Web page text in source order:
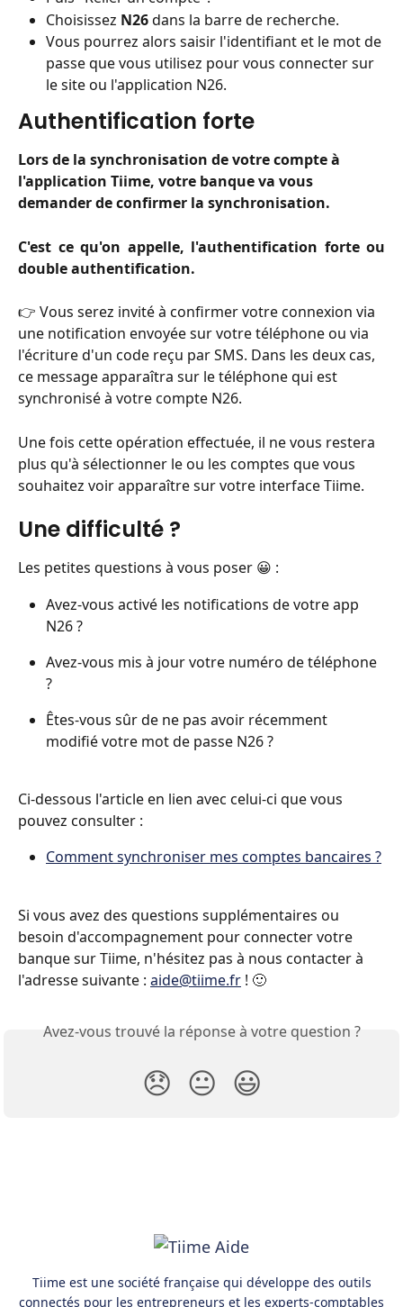
Choisissez N26 dans la barre de recherche.
Vous pourrez alors saisir l'identifiant et le mot de
passe que vous utilisez pour vous connecter sur
le site ou l'application N26.
Authentification forte
Lors de la synchronisation de votre compte à
l'application Tiime, votre banque va vous
demander de confirmer la synchronisation.
C'est ce qu'on appelle, l'authentification forte ou
double authentification.
👉 Vous serez invité à confirmer votre connexion via
une notification envoyée sur votre téléphone ou via
l'écriture d'un code reçu par SMS. Dans les deux cas,
ce message apparaîtra sur le téléphone qui est
synchronisé à votre compte N26.
Une fois cette opération effectuée, il ne vous restera
plus qu'à sélectionner le ou les comptes que vous
souhaitez voir apparaître sur votre interface Tiime.
Une difficulté ?
Les petites questions à vous poser 😀 :
Avez-vous activé les notifications de votre app
N26 ?
Avez-vous mis à jour votre numéro de téléphone
?
Êtes-vous sûr de ne pas avoir récemment
modifié votre mot de passe N26 ?
Ci-dessous l'article en lien avec celui-ci que vous
pouvez consulter :
Comment synchroniser mes comptes bancaires ?
Si vous avez des questions supplémentaires ou
besoin d'accompagnement pour connecter votre
banque sur Tiime, n'hésitez pas à nous contacter à
l'adresse suivante : aide@tiime.fr ! 🙂
Avez-vous trouvé la réponse à votre question ?
😞 😐 😃
Tiime est une société française qui développe des outils
connectés pour les entrepreneurs et les experts-comptables